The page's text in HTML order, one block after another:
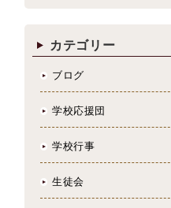
カテゴリー
ブログ
学校応援団
学校行事
生徒会